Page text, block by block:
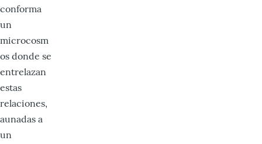
conforma
un
microcosm
os donde se
entrelazan
estas
relaciones,
aunadas a
un